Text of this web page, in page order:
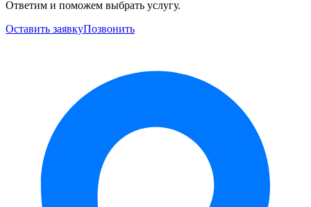
Ответим и поможем выбрать услугу.
Оставить заявкуПозвонить